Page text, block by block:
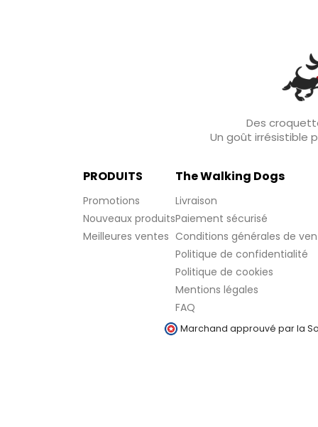
Des
Un goût irrésistible
PRODUITS
Promotions
Nouveaux produits
Meilleures ventes
The Walking Dogs
Livraison
Paiement sécurisé
Conditions générales de
Politique de confidentialité
Politique de cookies
Mentions légales
FAQ
Marchand approuvé par la